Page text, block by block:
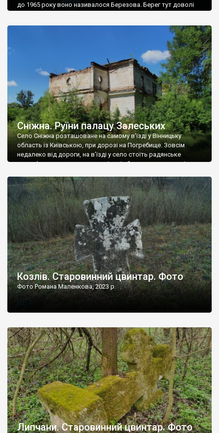
до 1965 року воно називалося Березова. Берег тут доволі
Наддністрянське відрізняється від більшості навколишніх
сіл. У селі є мурована Михайлівська церква. Точної дати […]
Сніжна. Руїни палацу Залеських
Село Сніжна розташоване на самому в’їзді у Вінницьку
область із Київською, при дорозі на Погребище. Зовсім
недалеко від дороги, на в’їзді у село стоїть радянське
рельєфне пано, яке показує жінку і яблуню, а трохи далі, десь
не видно, але видно дві стареньких колії у траві – […]
Козлів. Старовинний цвинтар. Фото
Фото Романа Маленкова, 2023 р.
Липчани. Старовинний цвинтар. Фото